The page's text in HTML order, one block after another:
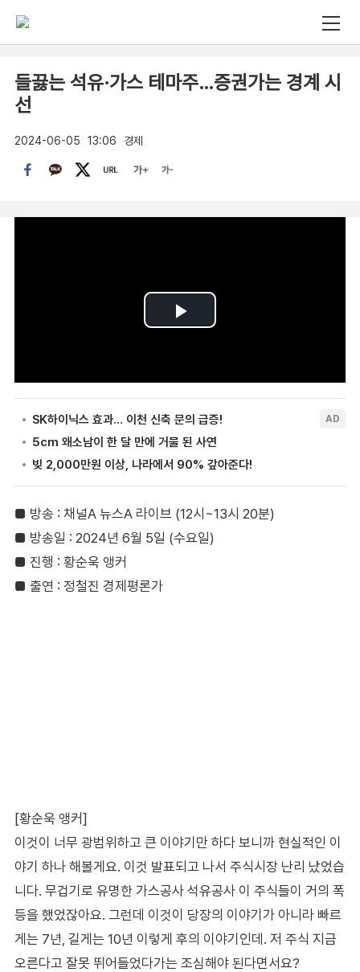
들끓는 석유·가스 테마주…증권가는 경계 시
선
2024-06-05 13:06 경제
■ 방송 : 채널A 뉴스A 라이브 (12시~13시 20분)
■ 방송일 : 2024년 6월 5일 (수요일)
■ 진행 : 황순욱 앵커
■ 출연 : 정철진 경제평론가
[황순욱 앵커]
이것이 너무 광범위하고 큰 이야기만 하다 보니까 현실적인 이
야기 하나 해볼게요. 이것 발표되고 나서 주식시장 난리 났었습
니다. 무겁기로 유명한 가스공사 석유공사 이 주식들이 거의 폭
등을 했었잖아요. 그런데 이것이 당장의 이야기가 아니라 빠르
게는 7년, 길게는 10년 이렇게 후의 이야기인데. 저 주식 지금
오른다고 잘못 뛰어들었다가는 조심해야 된다면서요?